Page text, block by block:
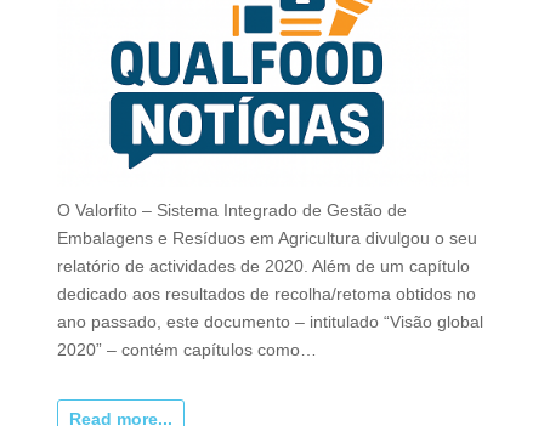
O Valorfito – Sistema Integrado de Gestão de
Embalagens e Resíduos em Agricultura divulgou o seu
relatório de actividades de 2020. Além de um capítulo
dedicado aos resultados de recolha/retoma obtidos no
ano passado, este documento – intitulado “Visão global
2020” – contém capítulos como…
Read more...